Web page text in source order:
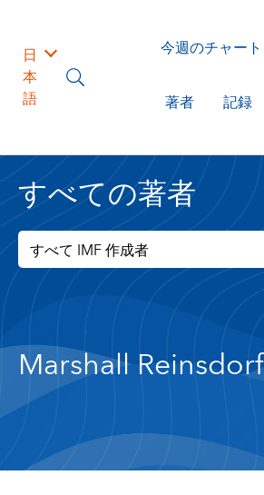
日
本
語
今週のチャート
著者 記録
すべての著者
すべて IMF 作成者
Marshall Reinsdorf